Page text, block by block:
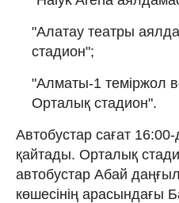
"Алатау театры
стадион";
"Алматы-1 теміржол
Орталық стадион".
Автобустар сағат
қайтады. Орталық
автобустар Абай
көшесінің арасындағы